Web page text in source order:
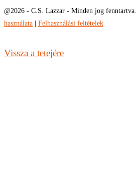
@2026 - C.S. Lazzar - Minden jog fenntartva. |
használata
Felhasználási feltételek
Vissza a tetejére